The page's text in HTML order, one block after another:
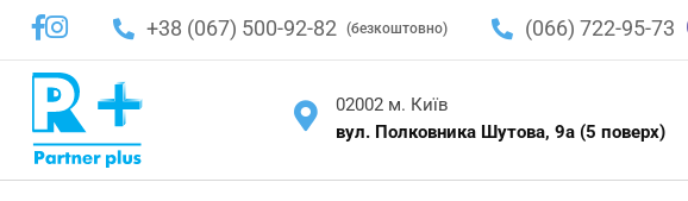
+38 (067) 500-92-82 (безкоштовно) (066) 722-95-73
02002 м. Київ
вул. Полковника Шутова, 9а (5 поверх)